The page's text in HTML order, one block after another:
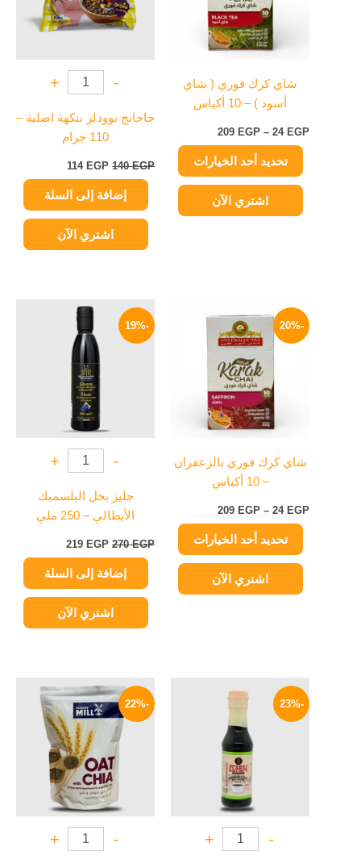
شاي كرك فوري ( شاي
أسود ) – 10 أكياس
24 EGP
–
209 EGP
تحديد أحد الخيارات
المختلفة
اختيار
الخيارات
صفحة
المنتج
اشتري الآن
-
+
جاجانج نوودلز بنكهة اصلية –
110 جرام
140EGP
114 EGP
إضافة إلى السلة
اشتري الآن
-20%
شاي كرك فوري بالزعفران
– 10 أكياس
24 EGP
–
209 EGP
السعر:
⁦209 EGP⁩
تحديد أحد الخيارات
هناك
العديد
من
المختلفة
اختيار
الخيارات
صفحة
المنتج
اشتري الآن
-19%
-
+
جليز بخل البلسميك
الأيطالي – 250 ملي
270EGP
السعر
الأصلي
270 EGP.
219 EGP
إضافة إلى السلة
اشتري الآن
-23%
-
+
الأصلي
الحالي
هو:
65 EGP.
-22%
-
+
السعر
الأصلي
هو:
100 EGP.
السعر
الحالي
هو:
78 EGP.